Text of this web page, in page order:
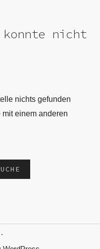
nicht
nichts gefunden
einem anderen
.